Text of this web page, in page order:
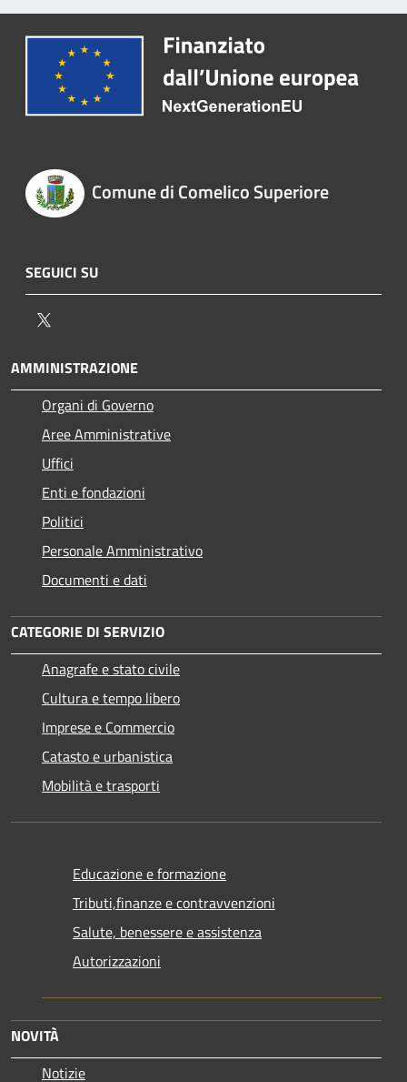
Comune di Comelico Superiore
SEGUICI SU
AMMINISTRAZIONE
Organi di Governo
Aree Amministrative
Uffici
Enti e fondazioni
Politici
Personale Amministrativo
Documenti e dati
CATEGORIE DI SERVIZIO
Anagrafe e stato civile
Cultura e tempo libero
Imprese e Commercio
Catasto e urbanistica
Mobilità e trasporti
Educazione e formazione
Tributi,finanze e contravvenzioni
Salute, benessere e assistenza
Autorizzazioni
NOVITÀ
Notizie